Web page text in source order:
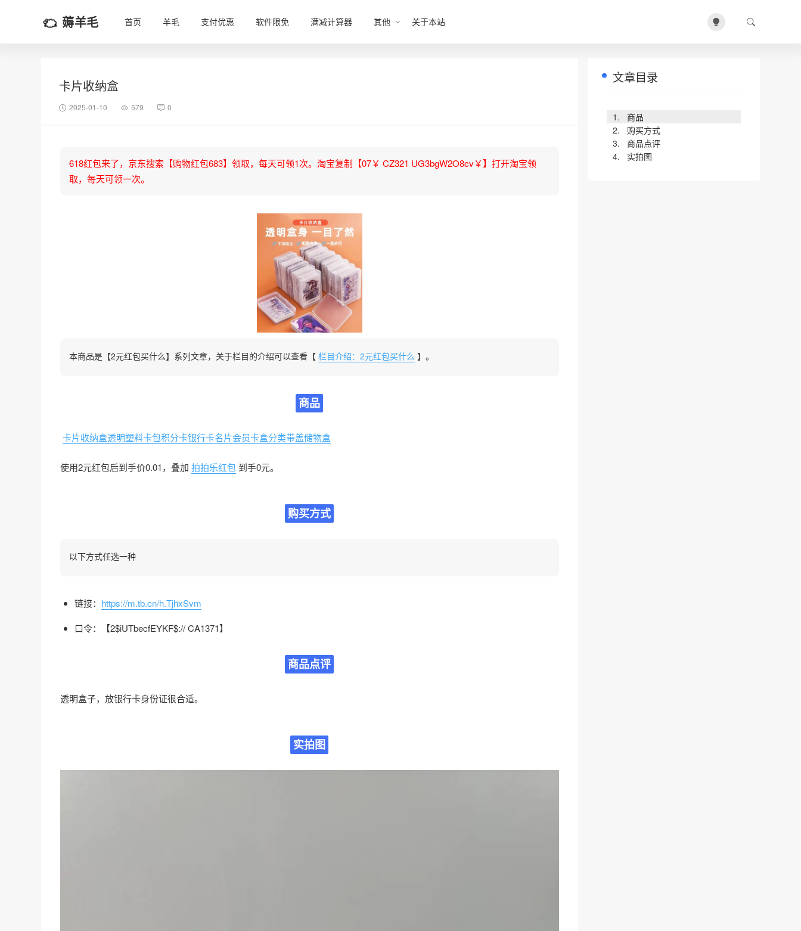
薅羊毛 首页 羊毛 支付优惠 软件限免 满减计算器 其他 关于本站
卡片收纳盒
2025-01-10 579 0
618红包来了，京东搜索【购物红包683】领取，每天可领1次。淘宝复制【07￥ CZ321 UG3bgW2O8cv￥】打开淘宝领
取，每天可领一次。
本商品是【2元红包买什么】系列文章，关于栏目的介绍可以查看【 栏目介绍：2元红包买什么 】。
商品
卡片收纳盒透明塑料卡包积分卡银行卡名片会员卡盒分类带盖储物盒
使用2元红包后到手价0.01，叠加 拍拍乐红包 到手0元。
购买方式
以下方式任选一种
链接： https://m.tb.cn/h.TjhxSvm
口令：【2$iUTbecfEYKF$:// CA1371】
商品点评
透明盒子，放银行卡身份证很合适。
实拍图
文章目录
商品
购买方式
商品点评
实拍图